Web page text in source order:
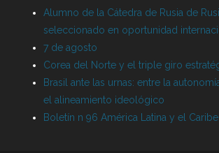
Alumno de la Cátedra de Rusia de
seleccionado en oportunidad
7 de agosto
Corea del Norte y el triple giro
Brasil ante las urnas: entre la
el alineamiento ideológico
Boletín n 96 América Latina y el Caribe